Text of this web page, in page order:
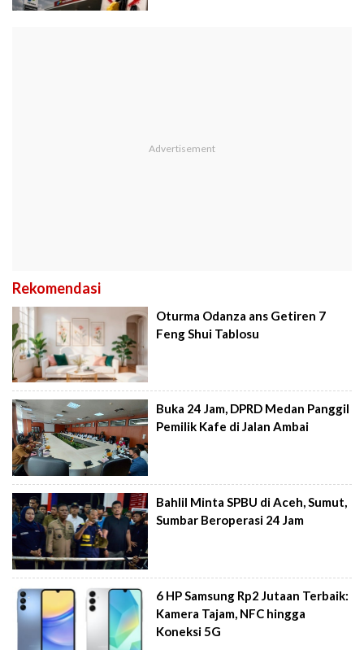
Rekomendasi
Oturma Odanza ans Getiren 7
Feng Shui Tablosu
Buka 24 Jam, DPRD Medan Panggil
Pemilik Kafe di Jalan Ambai
Bahlil Minta SPBU di Aceh, Sumut,
Sumbar Beroperasi 24 Jam
6 HP Samsung Rp2 Jutaan Terbaik:
Kamera Tajam, NFC hingga
Koneksi 5G